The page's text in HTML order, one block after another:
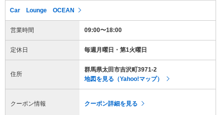
Car Lounge OCEAN
営業時間 09:00〜18:00
定休日 毎週月曜日・第1火曜日
住所
群馬県太田市吉沢町3971-2
地図を見る（Yahoo!マップ）
クーポン情報 クーポン詳細を見る